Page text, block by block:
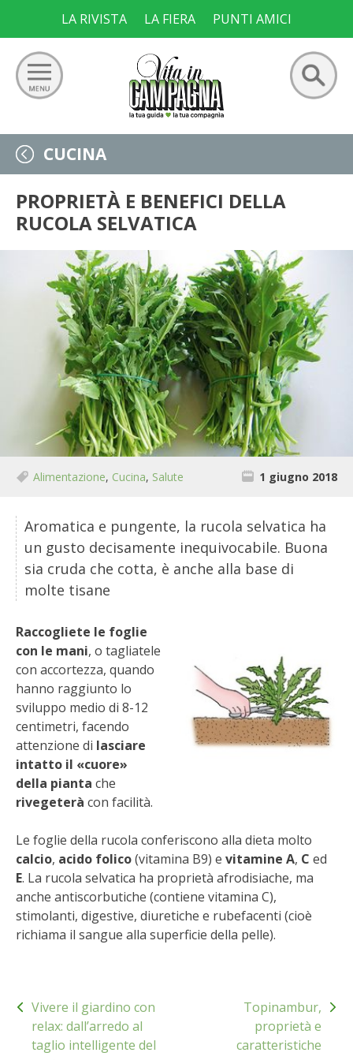
content
LA RIVISTA LA FIERA PUNTI AMICI
Ricerca
per:
GIARDINO
ORTO
FRUTTETO
VIGNETO
ALLEVAMENTI
BIODIVERSITÀ
CUCINA
PRODOTTI
FARFALLE DELLA CAMPAGNA
PICCOLO POLLAIO
STORIE DEI LETTORI
CONSERVARE LA FRUTTA
CONSERVE DELL’ORTO
FACEM
STIHL
BLUMEN
NOCCIOLA DI CALABRIA
PELLENC
MEDICINA DEI SEMPLICI
SCONTI NOVEMBRE
HUSQVARNA
ZAPI GARDEN
CUCINA
PROPRIETÀ E BENEFICI DELLA
RUCOLA SELVATICA
Alimentazione, Cucina, Salute 1 giugno 2018
Aromatica e pungente, la rucola selvatica ha
un gusto decisamente inequivocabile. Buona
sia cruda che cotta, è anche alla base di
molte tisane
Raccogliete le foglie
con le mani, o tagliatele
con accortezza, quando
hanno raggiunto lo
sviluppo medio di 8-12
centimetri, facendo
attenzione di lasciare
intatto il «cuore»
della pianta che
rivegeterà con facilità.
Le foglie della rucola conferiscono alla dieta molto
calcio, acido folico(vitamina B9) e vitamine A, C ed
E. La rucola selvatica ha proprietà afrodisiache, ma
anche antiscorbutiche (contiene vitamina C),
stimolanti, digestive, diuretiche e rubefacenti (cioè
richiama il sangue alla superficie della pelle).
articoli
Vivere il giardino con
relax: dall’arredo al
taglio intelligente del
Topinambur,
proprietà e
caratteristiche